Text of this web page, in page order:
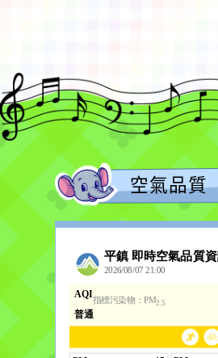
空氣品質